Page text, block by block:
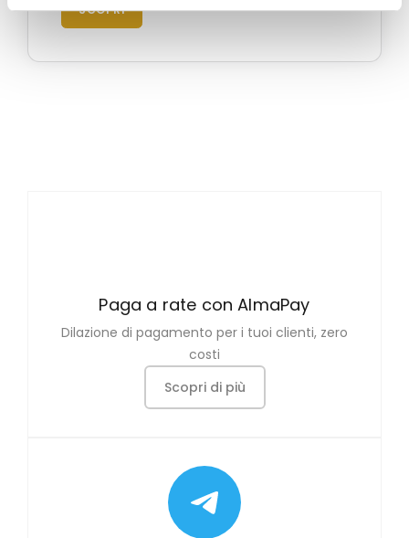
SCOPRI
Paga a rate con AlmaPay
Dilazione di pagamento per i tuoi clienti, zero
costi
Scopri di più